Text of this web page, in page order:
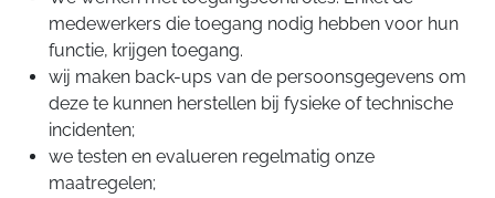
medewerkers die toegang nodig hebben voor hun
functie, krijgen toegang.
wij maken back-ups van de persoonsgegevens om
deze te kunnen herstellen bij fysieke of technische
incidenten;
we testen en evalueren regelmatig onze
maatregelen;